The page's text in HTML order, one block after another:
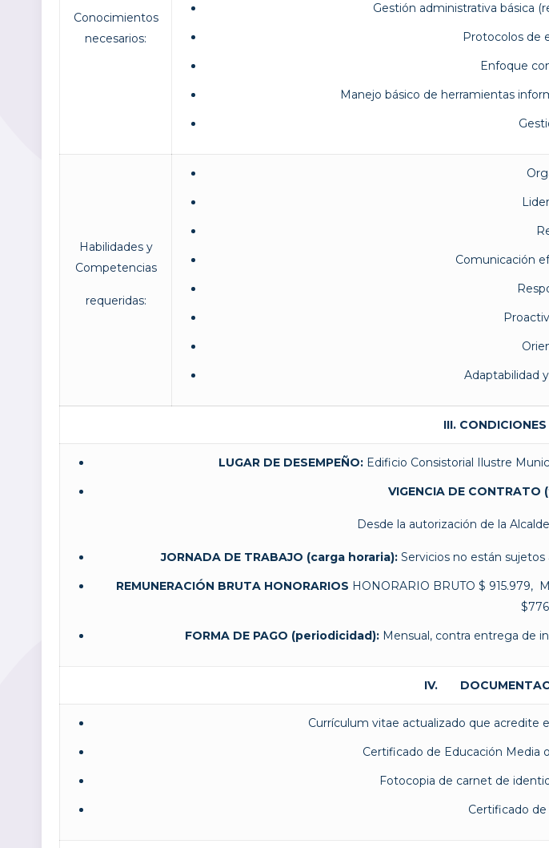
Conocimientos
necesarios:
Gestión administrativa básica
Protocolos de
Enfoque
Manejo básico de herramientas
Habilidades y
Competencias
requeridas:
Comunicación
Adaptabilidad
III.
LUGAR DE DESEMPEÑO: Edificio Consistorial Ilustre
VIGENCIA DE
Desde la autorización de la
JORNADA DE TRABAJO (carga horaria): Servicios no están
REMUNERACIÓN BRUTA HONORARIOS HONORARIO BRUTO $ 915.979,
FORMA DE PAGO (periodicidad): Mensual, contra entrega de
IV.
Currículum vitae actualizado que acredite
Certificado de Educación Media
Fotocopia de carnet de
Certificado